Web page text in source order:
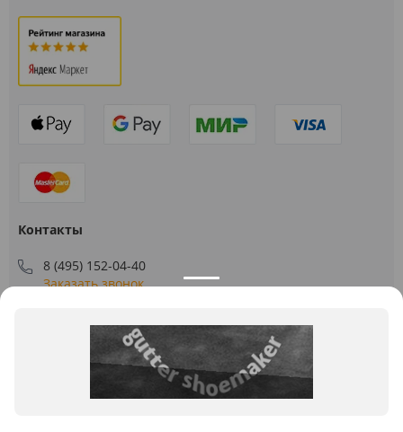
Контакты
8 (495) 152-04-40
Заказать звонок
Схема проезда
Пн-Пт: 9:00 - 18:00